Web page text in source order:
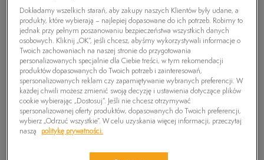
Dokładamy wszelkich starań, aby zakupy naszych Klientów były udane, a
produkty, które wybierają – najlepiej dopasowane do ich potrzeb. Robimy to
jednak przy pełnym poszanowaniu bezpieczeństwa wszystkich danych
osobowych. Kliknij „OK”, jeśli chcesz, abyśmy wykorzystywali informacje o
Twoich zachowaniach na naszej stronie do przygotowania
personalizowanych specjalnie dla Ciebie treści, w tym rekomendacji
produktów dopasowanych do Twoich potrzeb i zainteresowań,
spersonalizowanych reklam czy zapamiętywanie wybranych preferencji. W
każdej chwili możesz zmienić swoją decyzję i ustawienia dotyczące plików
cookie wybierając „Dostosuj”. Jeśli nie chcesz otrzymywać
spersonalizowanej oferty produktów, dopasowanych do Twoich preferencji,
wybierz „Odrzuć wszystkie”. W celu uzyskania więcej informacji, przeczytaj
naszą
politykę prywatności.